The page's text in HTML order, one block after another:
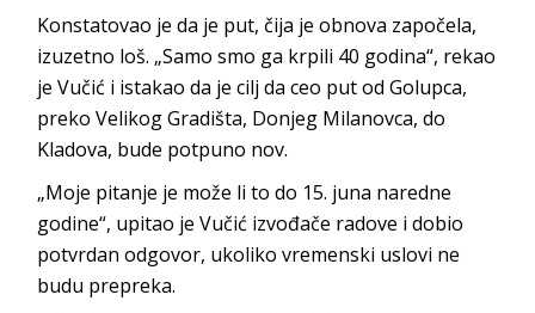
Konstatovao je da je put, čija je obnova započela,
izuzetno loš. „Samo smo ga krpili 40 godina“, rekao
je Vučić i istakao da je cilj da ceo put od Golupca,
preko Velikog Gradišta, Donjeg Milanovca, do
Kladova, bude potpuno nov.
„Moje pitanje je može li to do 15. juna naredne
godine“, upitao je Vučić izvođače radove i dobio
potvrdan odgovor, ukoliko vremenski uslovi ne
budu prepreka.